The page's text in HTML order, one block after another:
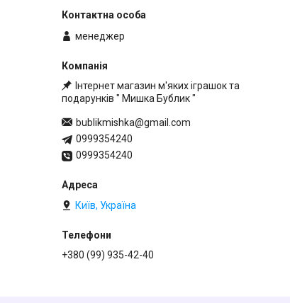
менеджер
Інтернет магазин м'яких іграшок та
подарунків " Мишка Бублик "
bublikmishka@gmail.com
0999354240
0999354240
Київ, Україна
+380 (99) 935-42-40